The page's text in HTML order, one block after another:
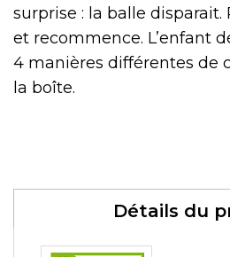
surprise : la balle disparait.
et recommence. L’enfant
4 manières différentes de
la boîte.
Détails du